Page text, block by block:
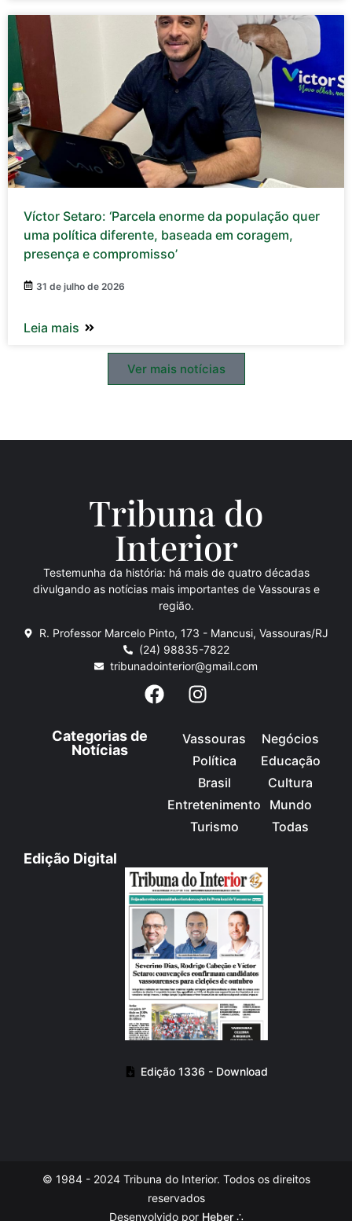
Víctor Setaro: ‘Parcela enorme da população quer
uma política diferente, baseada em coragem,
presença e compromisso’
31 de julho de 2026
Leia mais
Ver mais notícias
Tribuna do
Interior
Testemunha da história: há mais de quatro décadas
divulgando as notícias mais importantes de Vassouras e
região.
R. Professor Marcelo Pinto, 173 - Mancusi, Vassouras/RJ
(24) 98835-7822
tribunadointerior@gmail.com
Categorias de
Notícias
Vassouras
Política
Brasil
Entretenimento
Turismo
Negócios
Educação
Cultura
Mundo
Todas
Edição Digital
Edição 1336 - Download
© 1984 - 2024 Tribuna do Interior. Todos os direitos
reservados
Desenvolvido por Heber ∴